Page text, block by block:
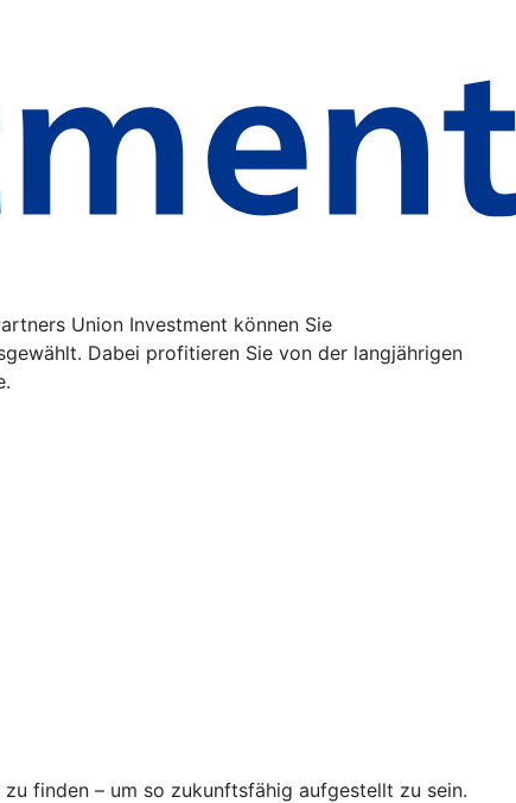
Union Investment können Sie
Dabei profitieren Sie von der langjährigen
finden – um so zukunftsfähig aufgestellt zu sein.